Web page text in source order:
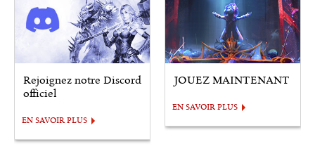
Rejoignez notre Discord
officiel
EN SAVOIR PLUS
JOUEZ MAINTENANT
EN SAVOIR PLUS